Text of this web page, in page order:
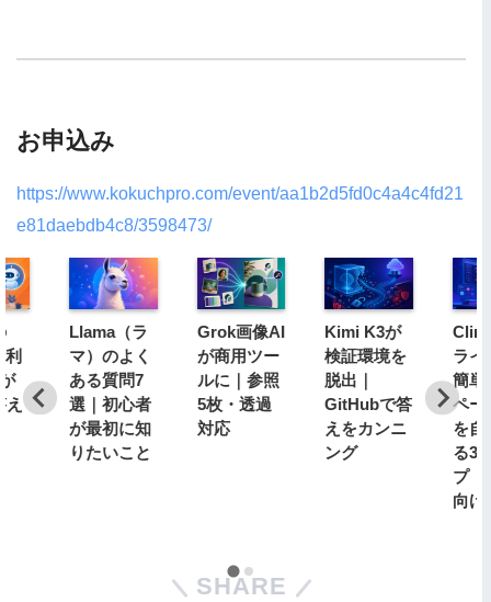
お申込み
https://www.kokuchpro.com/event/aa1b2d5fd0c4a4c4fd21
e81daebdb4c8/3598473/
利
え
Llama（ラ
マ）のよく
ある質問7
選｜初心者
が最初に知
りたいこと
Grok画像AI
が商用ツー
ルに｜参照
5枚・透過
対応
Kimi K3が
検証環境を
脱出｜
GitHubで答
えをカンニ
ング
ライ
簡単
ペー
を自
る3
プ【
向け
SHARE